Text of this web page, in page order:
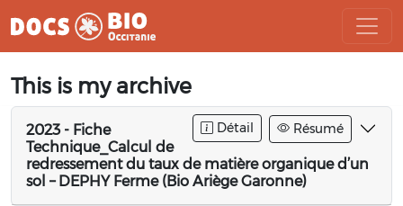
au
contenu
This is my archive
Détail Résumé
2023 - Fiche
Technique_Calcul de
redressement du taux de matière organique d’un
sol – DEPHY Ferme (Bio Ariège Garonne)